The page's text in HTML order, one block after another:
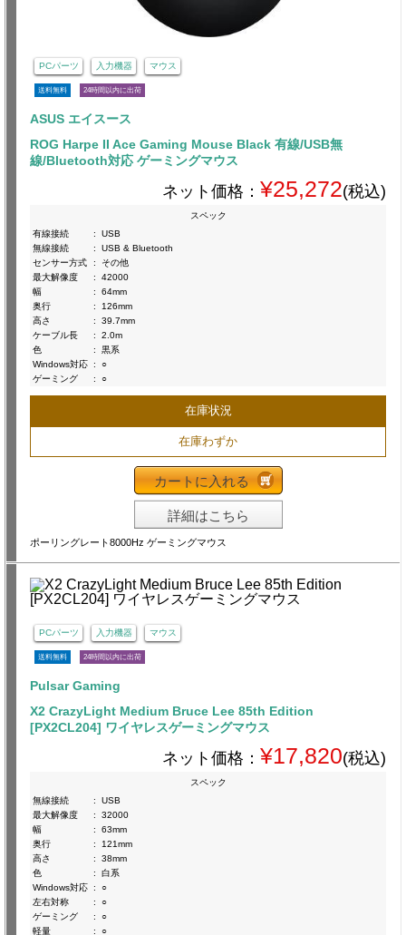
PCパーツ 入力機器 マウス
送料無料 24時間以内に出荷
ASUS エイスース
ROG Harpe II Ace Gaming Mouse Black 有線/USB無
線/Bluetooth対応 ゲーミングマウス
ネット価格： ¥25,272(税込)
スペック
有線接続
:
USB
無線接続
:
USB & Bluetooth
センサー方式
:
その他
最大解像度
:
42000
幅
:
64mm
奥行
:
126mm
高さ
:
39.7mm
ケーブル長
:
2.0m
色
:
黒系
Windows対応 :
○
ゲーミング
: ○
在庫状況
在庫わずか
カートに入れる
詳細はこちら
ポーリングレート8000Hz ゲーミングマウス
PCパーツ 入力機器 マウス
送料無料 24時間以内に出荷
Pulsar Gaming
X2 CrazyLight Medium Bruce Lee 85th Edition
[PX2CL204] ワイヤレスゲーミングマウス
ネット価格： ¥17,820(税込)
スペック
無線接続
:
USB
最大解像度
:
32000
幅
:
63mm
奥行
:
121mm
高さ
:
38mm
色
:
白系
Windows対応 :
○
左右対称
:
○
ゲーミング
:
○
軽量
: ○